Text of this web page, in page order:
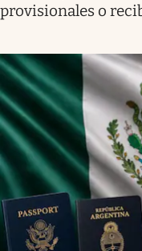
provisionales o